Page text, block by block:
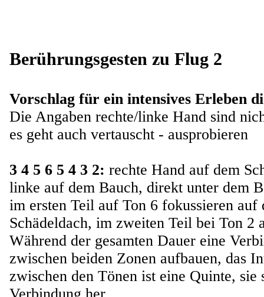
Berührungsgesten zu Flug 2
Vorschlag für ein intensives Erleben
Die Angaben rechte/linke Hand sind
es geht auch vertauscht - ausprobieren
3 4 5 6 5 4 3 2: rechte Hand auf dem
linke auf dem Bauch, direkt unter dem
im ersten Teil auf Ton 6 fokussieren auf
Schädeldach, im zweiten Teil bei Ton 2
Während der gesamten Dauer eine
zwischen beiden Zonen aufbauen, das
zwischen den Tönen ist eine Quinte, sie